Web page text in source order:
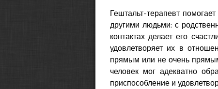
Гештальт-терапевт
другими людьми: с
контактах делает его
удовлетворяет их в
прямым или не очень
человек мог адекватно
приспособление и